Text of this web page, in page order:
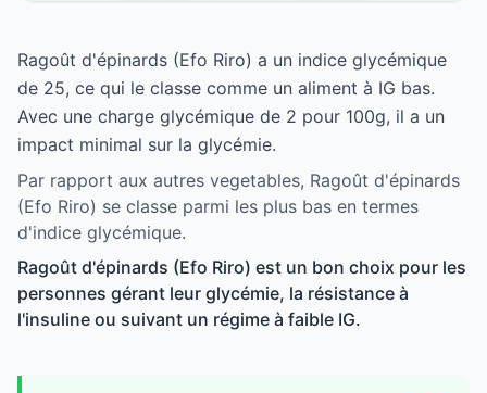
Ragoût d'épinards (Efo Riro) a un indice glycémique
de 25, ce qui le classe comme un aliment à IG bas.
Avec une charge glycémique de 2 pour 100g, il a un
impact minimal sur la glycémie.
Par rapport aux autres vegetables, Ragoût d'épinards
(Efo Riro) se classe parmi les plus bas en termes
d'indice glycémique.
Ragoût d'épinards (Efo Riro) est un bon choix pour les
personnes gérant leur glycémie, la résistance à
l'insuline ou suivant un régime à faible IG.